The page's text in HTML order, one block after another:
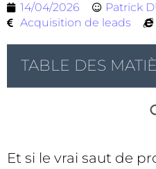
14/04/2026 Patrick
Acquisition de leads
TABLE DES
Et si le vrai saut de